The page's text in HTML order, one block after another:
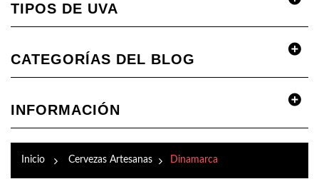
TIPOS DE UVA
CATEGORÍAS DEL BLOG
INFORMACIÓN
Inicio > Cervezas Artesanas > Dinamarca